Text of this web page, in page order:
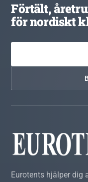
Förtält,
för nordiskt
Eurotents hjälper